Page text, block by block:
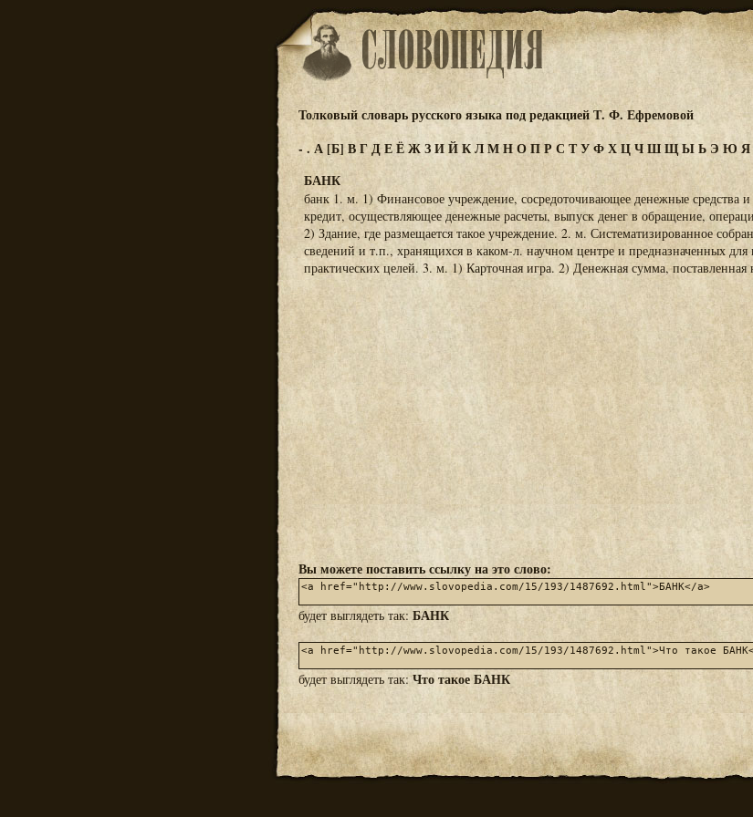
Толковый словарь русского языка под редакцией Т. Ф. Ефремовой
-. А[Б] ВГДЕЁЖЗИЙКЛМНОПР С ТУФХЦЧШЩЫЬ Э Ю Я
БАНК
банк 1. м. 1) Финансовое учреждение, сосредоточивающее денежные средства
кредит, осуществляющее денежные расчеты, выпуск денег в обращение,
2) Здание, где размещается такое учреждение. 2. м. Систематизированное
сведений и т.п., хранящихся в каком-л. научном центре и предназначенных для
практических целей. 3. м. 1) Карточная игра. 2) Денежная сумма, поставленная
Вы можете поставить ссылку на это слово:
будет выглядеть так: БАНК
будет выглядеть так:Что такое БАНК